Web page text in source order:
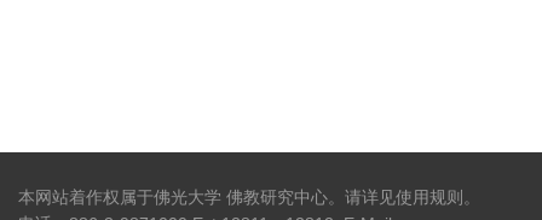
本网站着作权属于佛光大学 佛教研究中心。请详见使用规则 。